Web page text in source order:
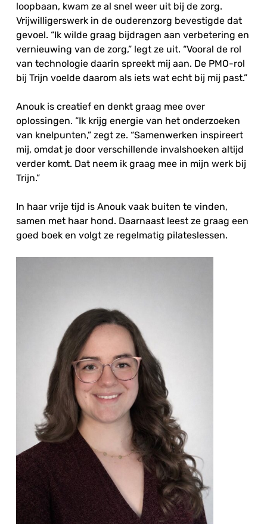
loopbaan, kwam ze al snel weer uit bij de zorg.
Vrijwilligerswerk in de ouderenzorg bevestigde dat
gevoel. “Ik wilde graag bijdragen aan verbetering en
vernieuwing van de zorg,” legt ze uit. “Vooral de rol
van technologie daarin spreekt mij aan. De PMO-rol
bij Trijn voelde daarom als iets wat echt bij mij past.”
Anouk is creatief en denkt graag mee over
oplossingen. “Ik krijg energie van het onderzoeken
van knelpunten,” zegt ze. “Samenwerken inspireert
mij, omdat je door verschillende invalshoeken altijd
verder komt. Dat neem ik graag mee in mijn werk bij
Trijn.”
In haar vrije tijd is Anouk vaak buiten te vinden,
samen met haar hond. Daarnaast leest ze graag een
goed boek en volgt ze regelmatig pilateslessen.